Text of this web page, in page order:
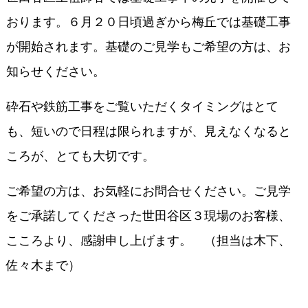
おります。６月２０日頃過ぎから梅丘では基礎工事
が開始されます。基礎のご見学もご希望の方は、お
知らせください。
砕石や鉄筋工事をご覧いただくタイミングはとて
も、短いので日程は限られますが、見えなくなると
ころが、とても大切です。
ご希望の方は、お気軽にお問合せください。ご見学
をご承諾してくださった世田谷区３現場のお客様、
こころより、感謝申し上げます。 （担当は木下、
佐々木まで）